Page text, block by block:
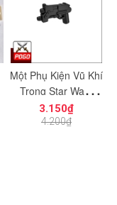
Một Phụ Kiện Vũ Khí
Trong Star Wars
PGPJ0033 NO.1198
- Phụ Kiện MOC
3.150₫
4.200₫